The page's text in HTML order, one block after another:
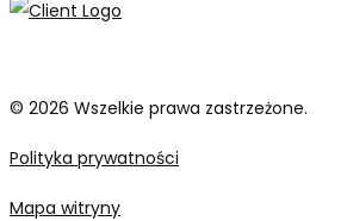
© 2026 Wszelkie prawa zastrzeżone.
Polityka prywatności
Mapa witryny